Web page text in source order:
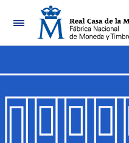
Nabigazioa
Erakutsi/Ezkutatu